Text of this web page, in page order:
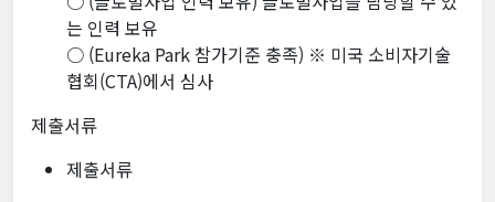
는 인력 보유
○ (Eureka Park 참가기준 충족) ※ 미국 소비자기술
협회(CTA)에서 심사
제출서류
제출서류